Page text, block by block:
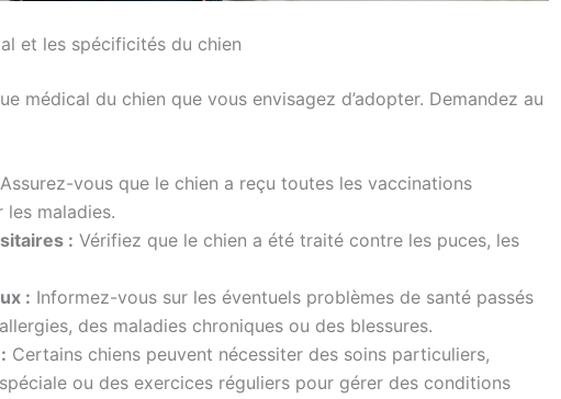
et les spécificités du chien
médical du chien que vous envisagez d’adopter. Demandez au
Assurez-vous que le chien a reçu toutes les vaccinations
les maladies.
: Vérifiez que le chien a été traité contre les puces, les
: Informez-vous sur les éventuels problèmes de santé passés
des maladies chroniques ou des blessures.
Certains chiens peuvent nécessiter des soins particuliers,
ou des exercices réguliers pour gérer des conditions